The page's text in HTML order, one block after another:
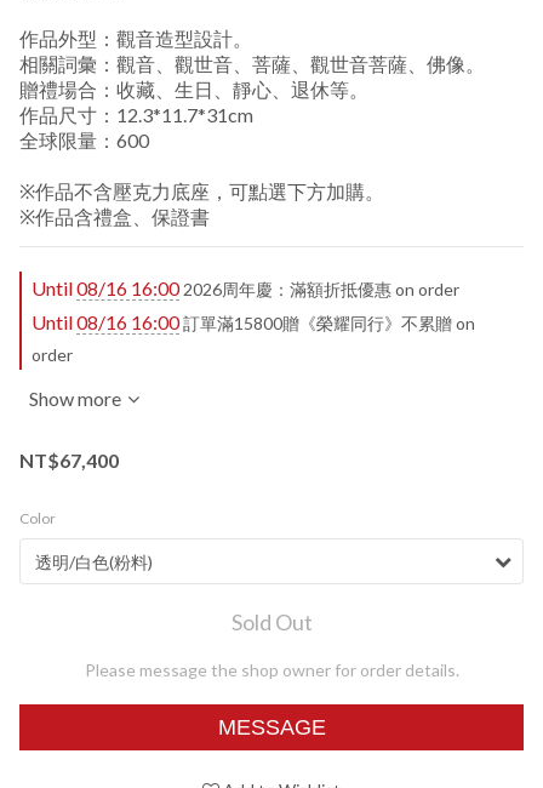
作品外型：觀音造型設計。
相關詞彙：觀音、觀世音、菩薩、觀世音菩薩、佛像。
贈禮場合：收藏、生日、靜心、退休等。
作品尺寸：12.3*11.7*31cm
全球限量：600
※作品不含壓克力底座，可點選下方加購。
※作品含禮盒、保證書
Until08/16 16:002026周年慶：滿額折抵優惠 on order
Until08/16 16:00訂單滿15800贈《榮耀同行》不累贈 on
order
Show more
NT$67,400
Color
Sold Out
Please message the shop owner for order details.
MESSAGE